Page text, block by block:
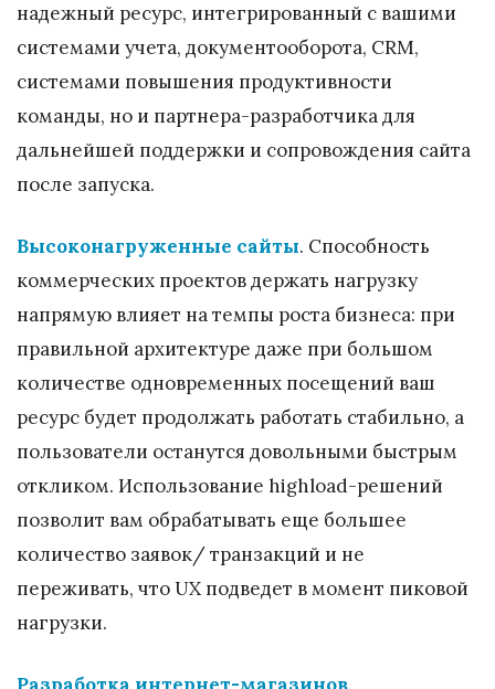
надежный ресурс, интегрированный с вашими
системами учета, документооборота, CRM,
системами повышения продуктивности
команды, но и партнера-разработчика для
дальнейшей поддержки и сопровождения сайта
после запуска.
Высоконагруженные сайты. Способность
коммерческих проектов держать нагрузку
напрямую влияет на темпы роста бизнеса: при
правильной архитектуре даже при большом
количестве одновременных посещений ваш
ресурс будет продолжать работать стабильно, а
пользователи останутся довольными быстрым
откликом. Использование highload-решений
позволит вам обрабатывать еще большее
количество заявок/ транзакций и не
переживать, что UX подведет в момент пиковой
нагрузки.